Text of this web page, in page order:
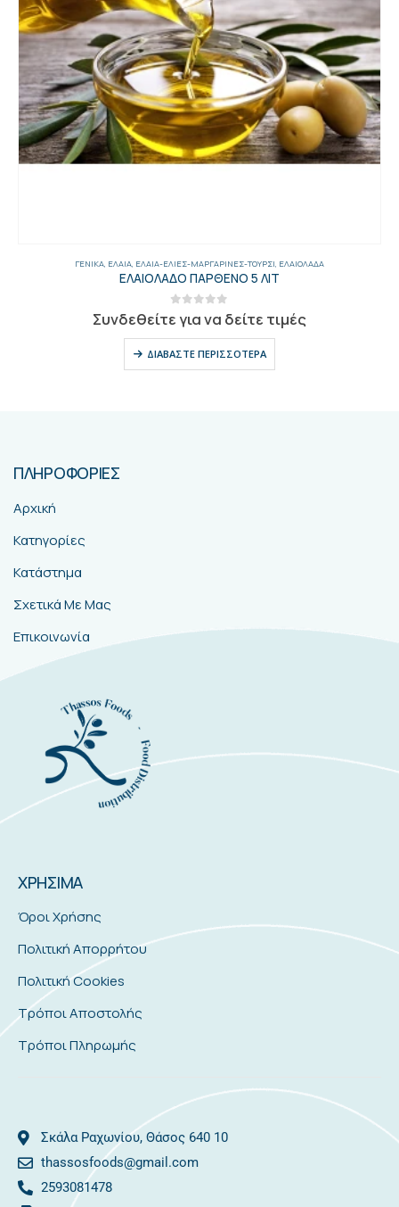
ΓΕΝΙΚΑ, ΈΛΑΙΑ, ΈΛΑΙΑ-ΕΛΙΈΣ-ΜΑΡΓΑΡΊΝΕΣ-ΤΟΥΡΣΊ, ΕΛΑΙΌΛΑΔΑ
ΕΛΑΙΟΛΑΔΟ ΠΑΡΘΕΝΟ 5 ΛΙΤ
out of 5
Συνδεθείτε για να δείτε τιμές
ΔΙΑΒΆΣΤΕ ΠΕΡΙΣΣΌΤΕΡΑ
ΠΛΗΡΟΦΟΡΙΕΣ
Αρχική
Κατηγορίες
Κατάστημα
Σχετικά Με Μας
Επικοινωνία
ΧΡΗΣΙΜΑ
Όροι Χρήσης
Πολιτική Απορρήτου
Πολιτική Cookies
Τρόποι Αποστολής
Τρόποι Πληρωμής
Σκάλα Ραχωνίου, Θάσος 640 10
thassosfoods@gmail.com
2593081478